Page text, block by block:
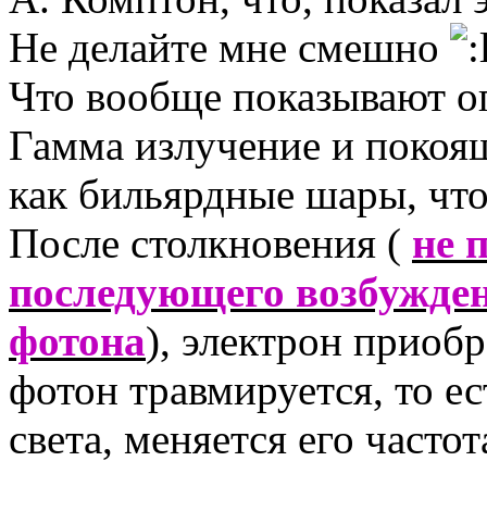
Не делайте мне смешно
Что вообще показывают
Гамма излучение и
как бильярдные шары,
После столкновения ( не
последующего
фотона), электрон
фотон травмируется, то
света, меняется его